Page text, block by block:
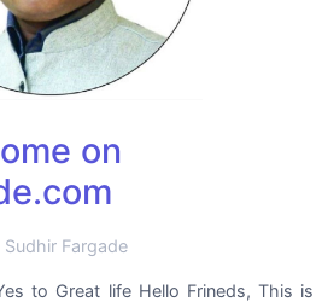
on
Sudhir Fargade
to Great life Hello Frineds, This is